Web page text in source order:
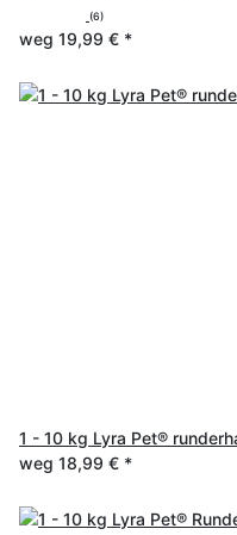
(6)
weg 19,99 € *
1 - 10 kg Lyra Pet®
weg 18,99 € *